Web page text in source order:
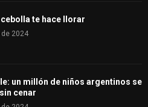
te hace llorar
2024
un millón de niños argentinos se
cenar